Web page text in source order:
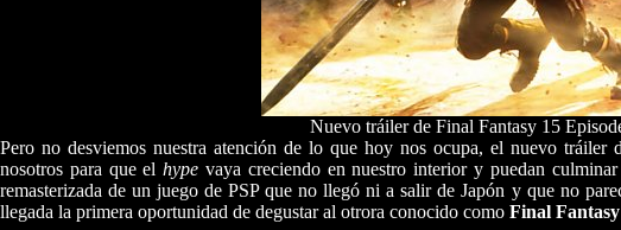
Nuevo tráiler de Final Fantasy 15
Pero no desviemos nuestra atención de lo que hoy nos ocupa, el nuevo tráiler
nosotros para que elhype vaya creciendo en nuestro interior y puedan
remasterizada de un juego de PSP que no llegó ni a salir de Japón y que no
llegada la primera oportunidad de degustar al otrora conocido como Final